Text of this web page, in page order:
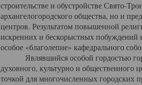
строительстве и обустройстве Свято-
архангелогородского общества, но и
центров. Результатом повышенной
искренних и бескорыстных побуждений
особое «благолепие» кафедрального
Являвшийся особой гордостью
духовного, культурно и общественного
точкой для многочисленных городских